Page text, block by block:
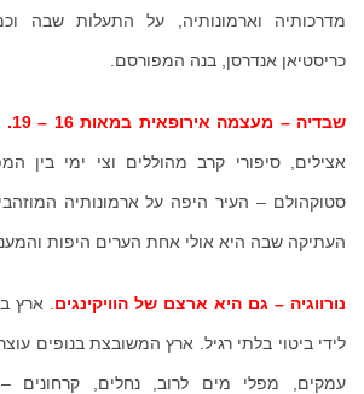
מדרכותיה וארמונותיה, על התעלות שבה
כריסטיאן אנדרסן, בנה המפורסם.
שבדיה – מעצמה אירופאית במאות 16 – 19.
אצילים, סיפורי קרב מהוללים וצי ימי בין
סטוקהולם – העיר היפה על ארמונותיה
העתיקה שבה היא אולי אחת הערים היפות
נורווגיה – גם היא ארצם של הוויקינגים ארץ
לידי ביטוי בלתי רגיל. ארץ המשובצת בנופים
עמקים, מפלי מים לרוב, נחלים, קרחונים